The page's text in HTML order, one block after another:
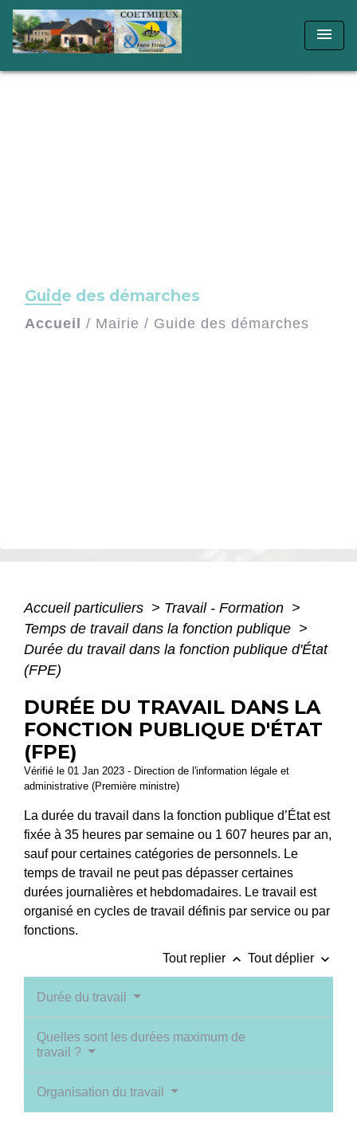
menu
Guide des démarches
Accueil / Mairie / Guide des démarches
Accueil particuliers > Travail - Formation >
Temps de travail dans la fonction publique >
Durée du travail dans la fonction publique d'État
(FPE)
DURÉE DU TRAVAIL DANS LA
FONCTION PUBLIQUE D'ÉTAT
(FPE)
Vérifié le 01 Jan 2023 - Direction de l'information légale et
administrative (Première ministre)
La durée du travail dans la fonction publique d’État est
fixée à 35 heures par semaine ou 1 607 heures par an,
sauf pour certaines catégories de personnels. Le
temps de travail ne peut pas dépasser certaines
durées journalières et hebdomadaires. Le travail est
organisé en cycles de travail définis par service ou par
fonctions.
Tout replier keyboard_arrow_up Tout déplier keyboard_arrow_down
Durée du travail
Quelles sont les durées maximum de
travail ?
Organisation du travail